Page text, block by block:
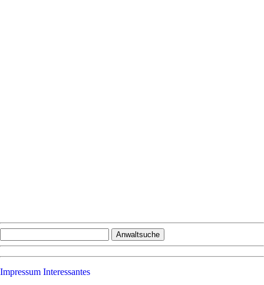
Impressum Interessantes